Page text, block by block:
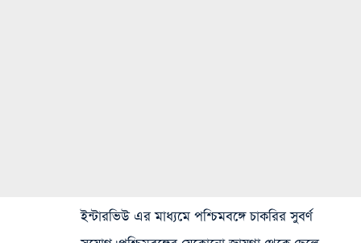
ইন্টারভিউ এর মাধ্যমে পশ্চিমবঙ্গে চাকরির সুবর্ণ